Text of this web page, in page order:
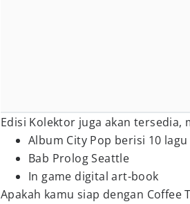
Edisi Kolektor juga akan tersedia,
Album City Pop berisi 10 lagu
Bab Prolog Seattle
In game digital art-book
Apakah kamu siap dengan Coffee